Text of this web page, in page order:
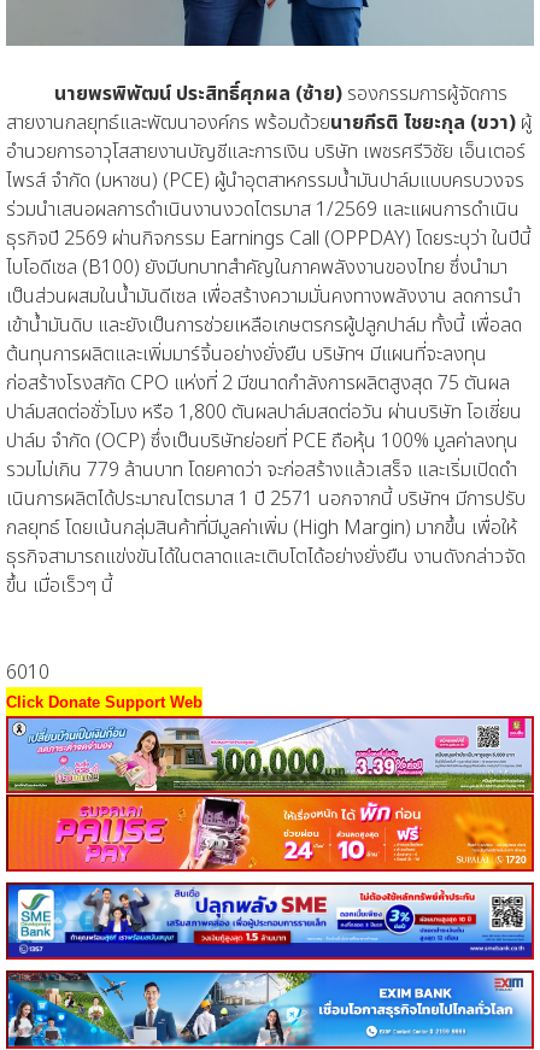
นายพรพิพัฒน์ ประสิทธิ์ศุภผล (ซ้าย) รองกรรมการผู้จัดการ
สายงานกลยุทธ์และพัฒนาองค์กร พร้อมด้วยนายกีรติ ไชยะกุล (ขวา) ผู้
อำนวยการอาวุโสสายงานบัญชีและการเงิน บริษัท เพชรศรีวิชัย เอ็นเตอร์
ไพรส์ จำกัด (มหาชน) (PCE) ผู้นำอุตสาหกรรมน้ำมันปาล์มแบบครบวงจร
ร่วมนำเสนอผลการดำเนินงานงวดไตรมาส 1/2569 และแผนการดำเนิน
ธุรกิจปี 2569 ผ่านกิจกรรม Earnings Call (OPPDAY) โดยระบุว่า ในปีนี้
ไบโอดีเซล (B100) ยังมีบทบาทสำคัญในภาคพลังงานของไทย ซึ่งนำมา
เป็นส่วนผสมในน้ำมันดีเซล เพื่อสร้างความมั่นคงทางพลังงาน ลดการนำ
เข้าน้ำมันดิบ และยังเป็นการช่วยเหลือเกษตรกรผู้ปลูกปาล์ม ทั้งนี้ เพื่อลด
ต้นทุนการผลิตและเพิ่มมาร์จิ้นอย่างยั่งยืน บริษัทฯ มีแผนที่จะลงทุน
ก่อสร้างโรงสกัด CPO แห่งที่ 2 มีขนาดกำลังการผลิตสูงสุด 75 ตันผล
ปาล์มสดต่อชั่วโมง หรือ 1,800 ตันผลปาล์มสดต่อวัน ผ่านบริษัท โอเชี่ยน
ปาล์ม จำกัด (OCP) ซึ่งเป็นบริษัทย่อยที่ PCE ถือหุ้น 100% มูลค่าลงทุน
รวมไม่เกิน 779 ล้านบาท โดยคาดว่า จะก่อสร้างแล้วเสร็จ และเริ่มเปิดดํา
เนินการผลิตได้ประมาณไตรมาส 1 ปี 2571 นอกจากนี้ บริษัทฯ มีการปรับ
กลยุทธ์ โดยเน้นกลุ่มสินค้าที่มีมูลค่าเพิ่ม (High Margin) มากขึ้น เพื่อให้
ธุรกิจสามารถแข่งขันได้ในตลาดและเติบโตได้อย่างยั่งยืน งานดังกล่าวจัด
ขึ้น เมื่อเร็วๆ นี้
6010
Click Donate Support Web